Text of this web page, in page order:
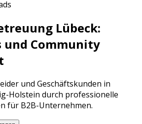
Lübeck:
und Community
und Geschäftskunden in
Holstein durch professionelle
für B2B-Unternehmen.